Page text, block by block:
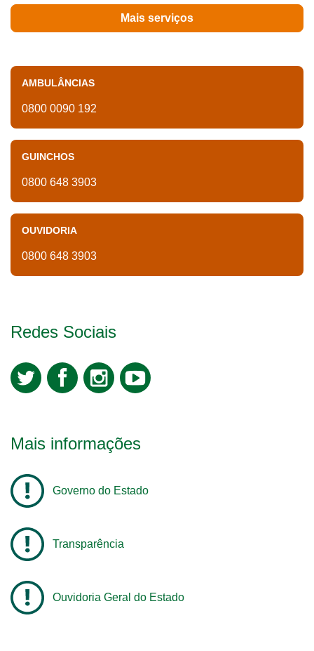
Mais serviços
AMBULÂNCIAS
0800 0090 192
GUINCHOS
0800 648 3903
OUVIDORIA
0800 648 3903
Redes Sociais
Mais informações
Governo do Estado
Transparência
Ouvidoria Geral do Estado